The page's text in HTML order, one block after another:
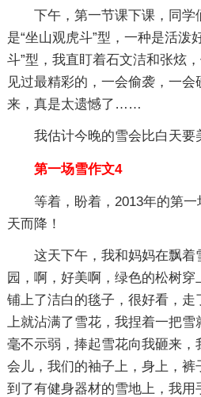
下午，第一节课下课，同学
是“坐山观虎斗”型，一种是活泼
斗”型，我直盯着石文洁和张炫
见过最精彩的，一会偷袭，一
来，真是太遗憾了……
我估计今晚的雪会比白天要
第一场雪作文4
等着，盼着，2013年的第
天而降！
这天下午，我和妈妈在飘着
园，啊，好美啊，绿色的松树
铺上了洁白的毯子，很好看，
上就沾满了雪花，我捏着一把
毫不示弱，捧起雪花向我砸来，
会儿，我们的袖子上，身上，裤
到了有健身器材的雪地上，我用